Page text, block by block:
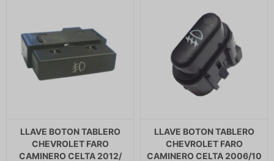
LLAVE BOTON TABLERO
CHEVROLET FARO
CAMINERO CELTA 2012/
LLAVE BOTON TABLERO
CHEVROLET FARO
CAMINERO CELTA 2006/10